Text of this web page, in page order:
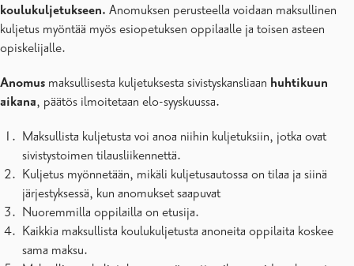
koulukuljetukseen. Anomuksen perusteella voidaan maksullinen
kuljetus myöntää myös esiopetuksen oppilaalle ja toisen asteen
opiskelijalle.
Anomus maksullisesta kuljetuksesta sivistyskansliaan huhtikuun
aikana, päätös ilmoitetaan elo-syyskuussa.
Maksullista kuljetusta voi anoa niihin kuljetuksiin, jotka ovat
sivistystoimen tilausliikennettä.
Kuljetus myönnetään, mikäli kuljetusautossa on tilaa ja siinä
järjestyksessä, kun anomukset saapuvat
Nuoremmilla oppilailla on etusija.
Kaikkia maksullista koulukuljetusta anoneita oppilaita koskee
sama maksu.